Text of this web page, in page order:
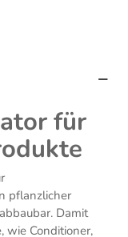
für
pflanzlicher
Damit
wie Conditioner,